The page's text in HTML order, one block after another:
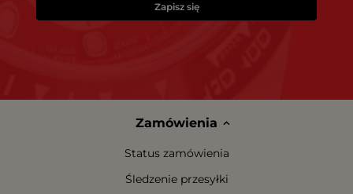
Zapisz się
Zamówienia
Status zamówienia
Śledzenie przesyłki